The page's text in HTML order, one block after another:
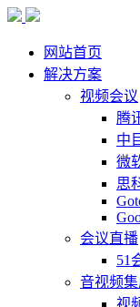
网站首页
解决方案
视频会议
腾
中
微
思
会议直播
51
音视频
视